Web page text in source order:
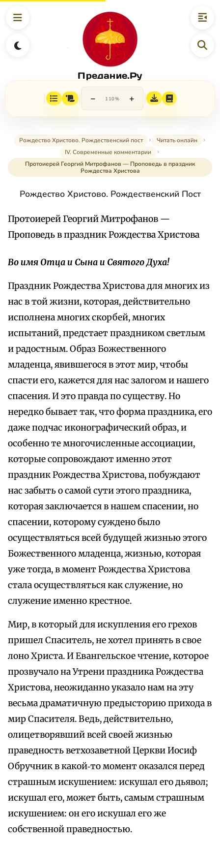
Предание.Ру
− 110% +
Рождество Христово. Рождественский пост
Читать онлайн
IV. Современные комментарии
Протоиерей Георгий Митрофанов — Проповедь в праздник
Рождества Христова
Рождество Христово. Рождественский Пост
Протоиерей Георгий Митрофанов —
Проповедь в праздник Рождества Христова
Во имя Отца и Сына и Святого Духа!
Праздник Рождества Христова для многих из
нас в той жизни, которая, действительно
исполнена многих скорбей, многих
испытаний, предстает праздником светлым
и радостным. Образ Божественного
младенца, явившегося в этот мир, чтобы
спасти его, кажется для нас залогом и нашего
спасения. И это правда по существу. Но
нередко бывает так, что форма праздника, его
даже подчас иконографический образ, и
особенно те многочисленные ассоциации,
которые сопровождают именно этот
праздник Рождества Христова, побуждают
нас забыть о самой сути этого праздника,
которая заключается в нашем спасении, но
спасении, которому суждено было
осуществляться всей будущей жизнью этого
Божественного младенца, жизнью, которая
уже тогда, в момент Рождества Христова
стала осуществляться как служение, но
служение именно крестное.
Мир, в который для искупления его грехов
пришел Спаситель, не хотел принять в свое
лоно Христа. И Евангельское чтение, которое
прозвучало на Утрени праздника Рождества
Христова, неожиданно указало нам на эту
весьма драматичную предысторию прихода в
мир Спасителя. Ведь, действительно,
олицетворявший всей своей жизнью
праведность ветхозаветной Церкви Иосиф
Обручник в какой‑то момент оказался перед
страшным искушением: искушал его дьявол;
искушал его, может быть, самым страшным
искушением: он его искушал его же
собственной праведностью.